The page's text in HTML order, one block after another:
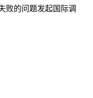
败的问题发起国际调